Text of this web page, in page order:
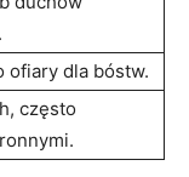
ofiary dla bóstw.
często